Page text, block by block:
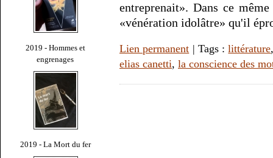
2019 - Hommes et
engrenages
2019 - La Mort du fer
entreprenait». Dans ce
«vénération idolâtre» qu'il
Lien permanent | Tags :littérature
elias canetti, la conscience des